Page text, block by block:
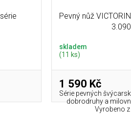
Pevný nůž
skladem
(11 ks)
1 590 Kč
Série pevných
dobrodruhy a
Vyrobeno